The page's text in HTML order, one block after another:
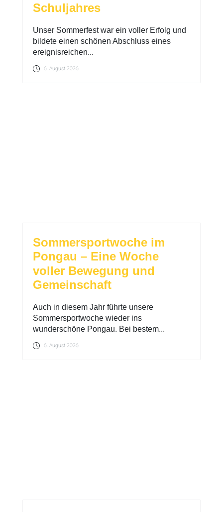
Schuljahres
Unser Sommerfest war ein voller Erfolg und
bildete einen schönen Abschluss eines
ereignisreichen...
6. August 2026
Sommersportwoche im
Pongau – Eine Woche
voller Bewegung und
Gemeinschaft
Auch in diesem Jahr führte unsere
Sommersportwoche wieder ins
wunderschöne Pongau. Bei bestem...
6. August 2026